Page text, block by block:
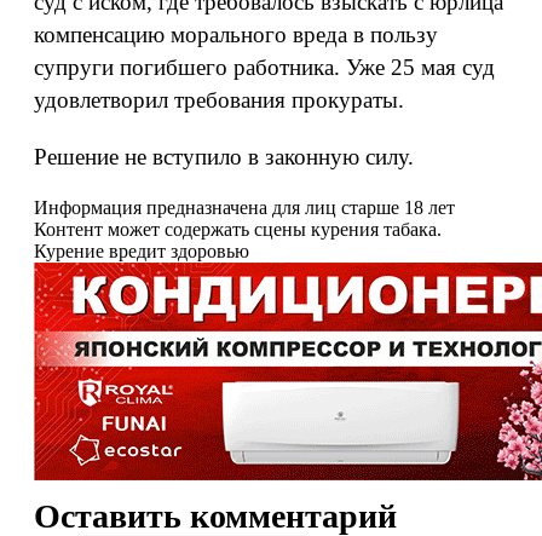
компенсацию морального вреда в пользу
супруги погибшего работника. Уже 25 мая суд
удовлетворил требования прокураты.
Решение не вступило в законную силу.
Информация предназначена для лиц старше 18 лет
Контент может содержать сцены курения табака.
Курение вредит здоровью
Оставить комментарий